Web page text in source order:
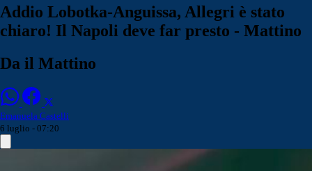
Addio Lobotka-Anguissa, Allegri è stato
chiaro! Il Napoli deve far presto - Mattino
Da il Mattino
Emanuela Castelli
6 luglio - 07:20